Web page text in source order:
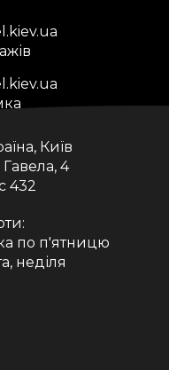
Київ
4
432
по п'ятницю
неділя